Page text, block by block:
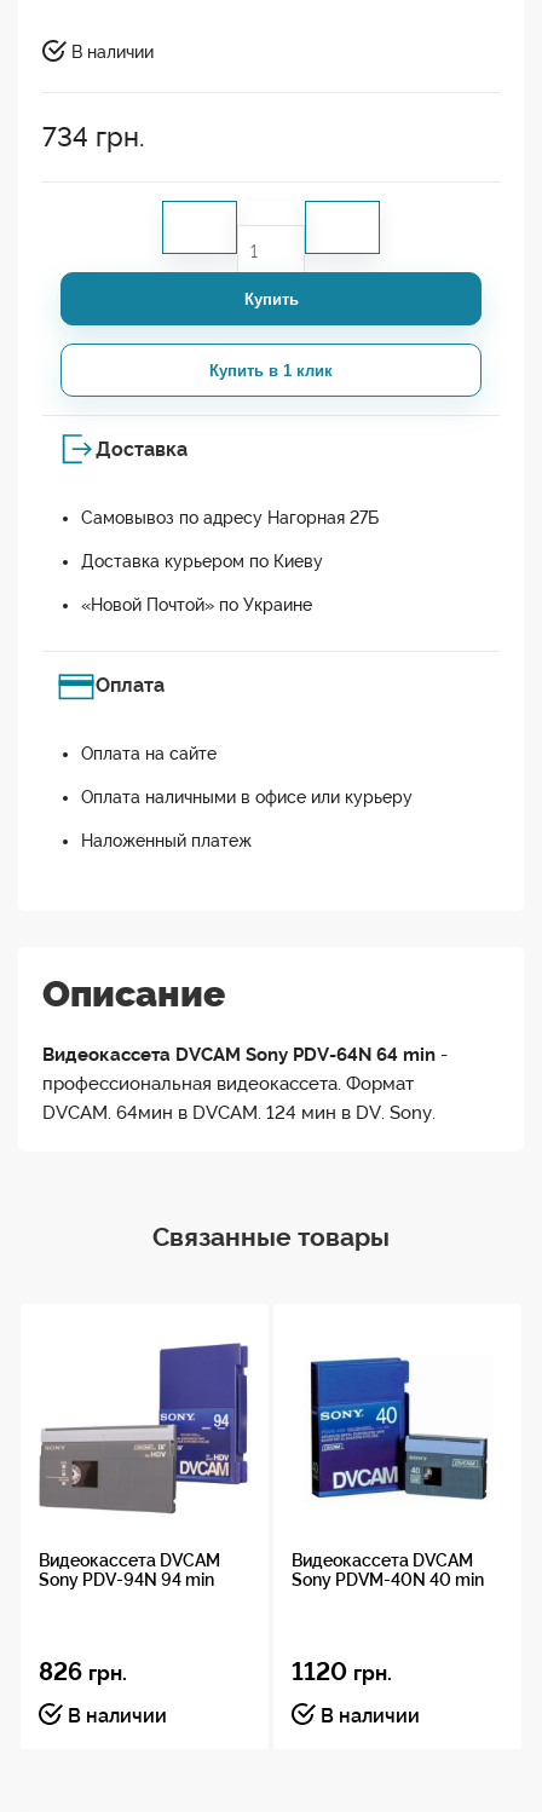
В наличии
734 грн.
Купить
Купить в 1 клик
Доставка
Самовывоз по адресу Нагорная 27Б
Доставка курьером по Киеву
«Новой Почтой» по Украине
Оплата
Оплата на сайте
Оплата наличными в офисе или курьеру
Наложенный платеж
Описание
Видеокассета DVCAM Sony PDV-64N 64 min -
профессиональная видеокассета. Формат
DVCAM. 64мин в DVCAM. 124 мин в DV. Sony.
Связанные товары
Видеокассета DVCAM
Sony PDV-94N 94 min
826 грн.
В наличии
Видеокассета DVCAM
Sony PDVM-40N 40 min
1120 грн.
В наличии